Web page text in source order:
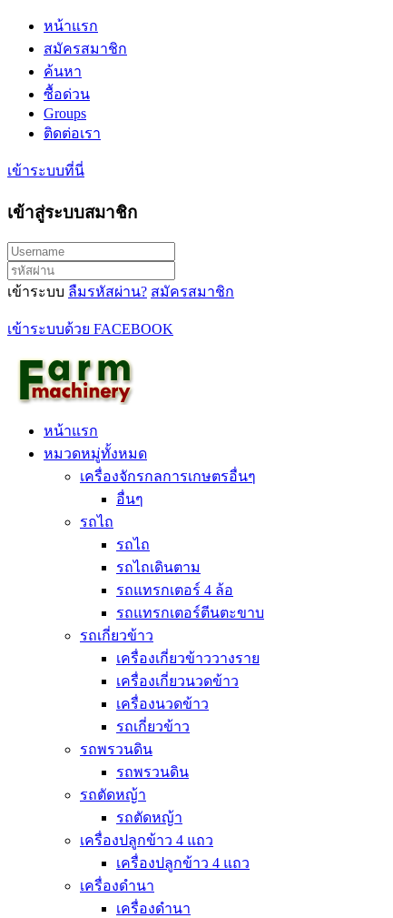
หน้าแรก
สมัครสมาชิก
ค้นหา
ซื้อด่วน
Groups
ติดต่อเรา
เข้าระบบที่นี่
เข้าสู่ระบบสมาชิก
เข้าระบบ ลืมรหัสผ่าน? สมัครสมาชิก
เข้าระบบด้วย FACEBOOK
หน้าแรก
หมวดหมู่ทั้งหมด
เครื่องจักรกลการเกษตรอื่นๆ
อื่นๆ
รถไถ
รถไถ
รถไถเดินตาม
รถแทรกเตอร์ 4 ล้อ
รถแทรกเตอร์ตีนตะขาบ
รถเกี่ยวข้าว
เครื่องเกี่ยวข้าววางราย
เครื่องเกี่ยวนวดข้าว
เครื่องนวดข้าว
รถเกี่ยวข้าว
รถพรวนดิน
รถพรวนดิน
รถตัดหญ้า
รถตัดหญ้า
เครื่องปลูกข้าว 4 แถว
เครื่องปลูกข้าว 4 แถว
เครื่องดำนา
เครื่องดำนา